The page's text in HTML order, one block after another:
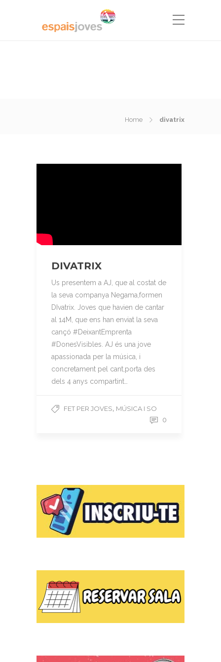
Home divatrix
DIVATRIX
Us presentem a AJ, que al costat de
la seva companya Negama,formen
DIvatrix. Joves que havien de cantar
al 14M, que ens han enviat la seva
cançó #DeixantEmprenta
#DonesVisibles. AJ és una jove
apassionada per la música, i
concretament pel cant,porta des
dels 4 anys compartint…
FET PER JOVES, MÚSICA I SO
0